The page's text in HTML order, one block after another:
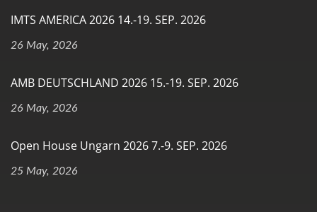
IMTS AMERICA 2026 14.-19. SEP. 2026
26 May, 2026
AMB DEUTSCHLAND 2026 15.-19. SEP. 2026
26 May, 2026
Open House Ungarn 2026 7.-9. SEP. 2026
25 May, 2026